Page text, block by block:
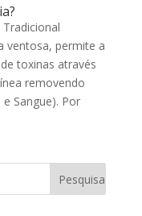
ventosa, permite a
toxinas através
removendo
Sangue). Por